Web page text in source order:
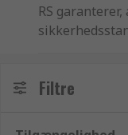
RS
får dine
brug af vores
kunder kan
Filtre